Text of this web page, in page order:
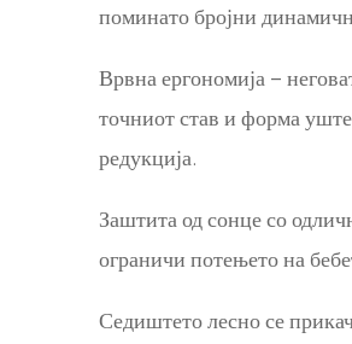
поминато бројни
Врвна ергономија –
точниот став и форма
редукција.
Заштита од сонце со
ограничи потењето на
Седиштето лесно се